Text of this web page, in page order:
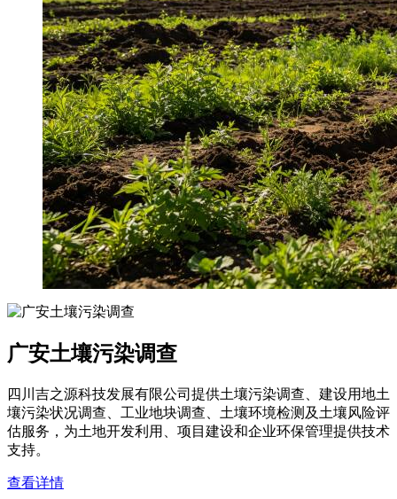
广安土壤污染调查
四川吉之源科技发展有限公司提供土壤污染调查、建设用地土
壤污染状况调查、工业地块调查、土壤环境检测及土壤风险评
估服务，为土地开发利用、项目建设和企业环保管理提供技术
支持。
查看详情